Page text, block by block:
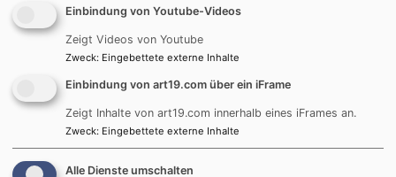
Messstiftungsbrief das erste Mal erwähnt. Nur wenige
Jahre später (1363) entstand als Stiftung der Familie
Waldstromer das zweite Nürnberger Pilgerspital St.
Stadttoren gelegen.
Diese Pilgereinrichtungen sind eine notwendige
Einrichtung des Mittelalters. Während die Begüterten in
Einbindung von Youtube-Videos
Zeigt Videos von Youtube
Zweck: Eingebettete externe Inhalte
Einbindung von art19.com über ein iFrame
Zeigt Inhalte von art19.com innerhalb eines iFrames an.
Zweck: Eingebettete externe Inhalte
Alle Dienste umschalten